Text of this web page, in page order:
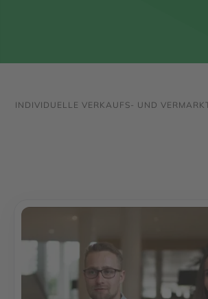
INDIVIDUELLE VERKAUFS- UND